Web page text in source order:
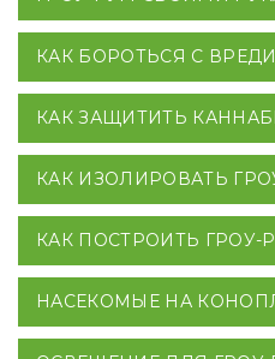
КАК БОРОТЬСЯ С
КАК ЗАЩИТИТЬ
КАК ИЗОЛИРОВАТЬ
КАК ПОСТРОИТЬ ГРОУ-
НАСЕКОМЫЕ НА